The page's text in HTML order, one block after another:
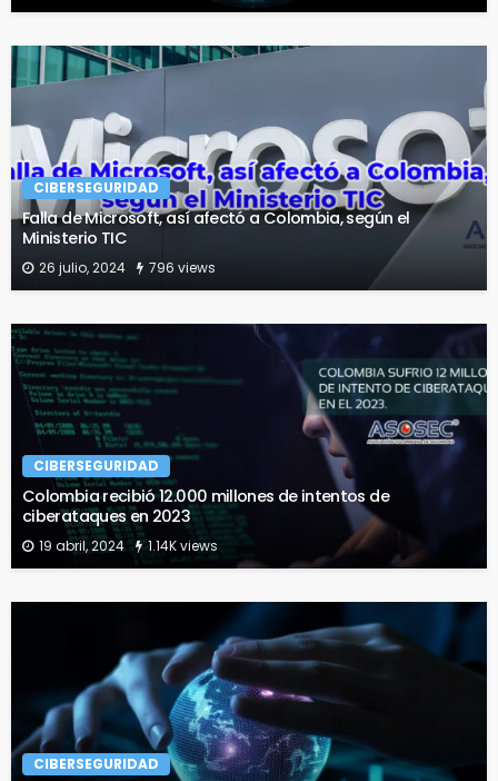
CIBERSEGURIDAD
Falla de Microsoft, así afectó a Colombia, según el
Ministerio TIC
26 julio, 2024 796 views
CIBERSEGURIDAD
Colombia recibió 12.000 millones de intentos de
ciberataques en 2023
19 abril, 2024 1.14K views
CIBERSEGURIDAD